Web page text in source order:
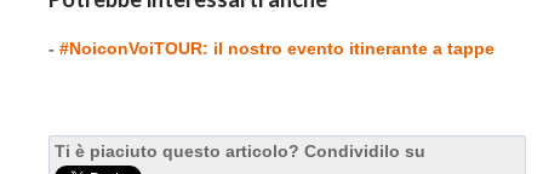
- #NoiconVoiTOUR: il nostro evento itinerante a tappe
Ti è piaciuto questo articolo? Condividilo su